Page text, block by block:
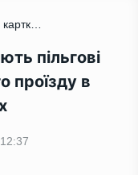
/ Відомо, де у Рівному видають пільгові картки для безкоштовного проїзду в автобусах та тролейбусах
пільгові
проїзду в